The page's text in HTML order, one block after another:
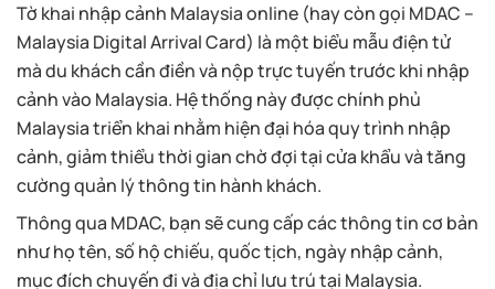
Tờ khai nhập cảnh Malaysia online (hay còn gọi MDAC –
Malaysia Digital Arrival Card) là một biểu mẫu điện tử
mà du khách cần điền và nộp trực tuyến trước khi nhập
cảnh vào Malaysia. Hệ thống này được chính phủ
Malaysia triển khai nhằm hiện đại hóa quy trình nhập
cảnh, giảm thiểu thời gian chờ đợi tại cửa khẩu và tăng
cường quản lý thông tin hành khách.
Thông qua MDAC, bạn sẽ cung cấp các thông tin cơ bản
như họ tên, số hộ chiếu, quốc tịch, ngày nhập cảnh,
mục đích chuyến đi và địa chỉ lưu trú tại Malaysia.